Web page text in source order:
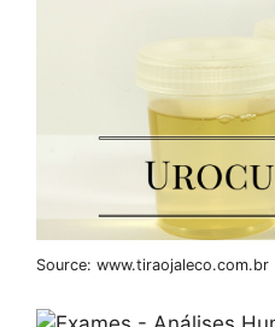
Source: www.tiraojaleco.com.br